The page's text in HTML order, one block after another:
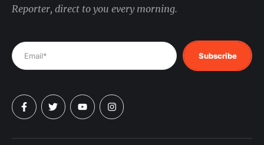
Reporter, direct to you every morning.
Subscribe